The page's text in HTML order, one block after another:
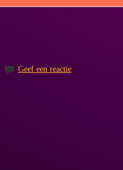
Geef een reactie